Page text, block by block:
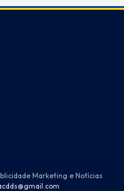
Marketing e Notícias